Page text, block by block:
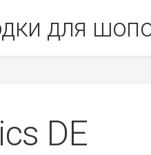
для
DE